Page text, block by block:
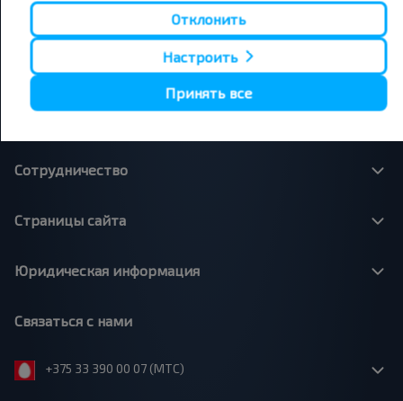
Минск - Вильнюс
Минск - Москва
Сотрудничество
Страницы сайта
Юридическая информация
Связаться с нами
+375 33 390 00 07 (МТС)
Отклонить
Настроить
Принять все